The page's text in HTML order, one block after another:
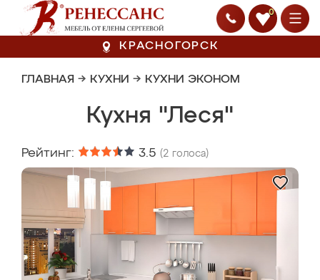
0
КРАСНОГОРСК
ГЛАВНАЯ → КУХНИ → КУХНИ ЭКОНОМ
Кухня "Леся"
Рейтинг: 3.5 (2 голоса)